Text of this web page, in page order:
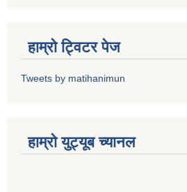
हाम्राे ट्विटर पेज
Tweets by matihanimun
हाम्रो युट्यूब च्यानल